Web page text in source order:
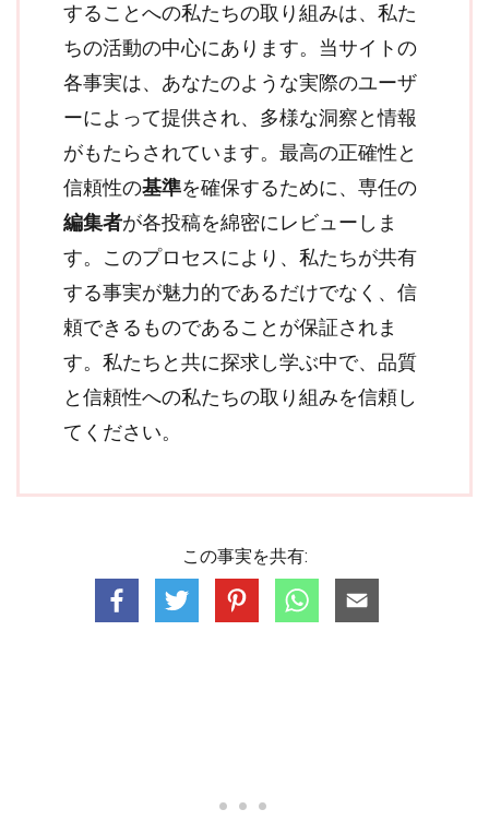
することへの私たちの取り組みは、私た
ちの活動の中心にあります。当サイトの
各事実は、あなたのような実際のユーザ
ーによって提供され、多様な洞察と情報
がもたらされています。最高の正確性と
信頼性の基準を確保するために、専任の
編集者が各投稿を綿密にレビューしま
す。このプロセスにより、私たちが共有
する事実が魅力的であるだけでなく、信
頼できるものであることが保証されま
す。私たちと共に探求し学ぶ中で、品質
と信頼性への私たちの取り組みを信頼し
てください。
この事実を共有: